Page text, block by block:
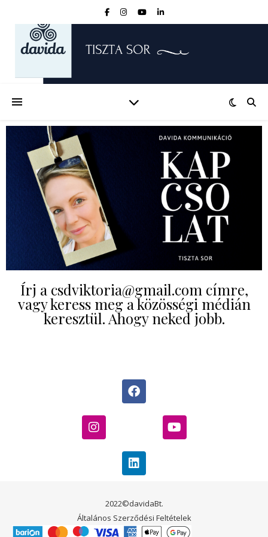
Írj a csdviktoria@gmail.com címre,
vagy keress meg a közösségi médián
keresztül. Ahogy neked jobb.
2022©davidaBt.
Általános Szerződési Feltételek